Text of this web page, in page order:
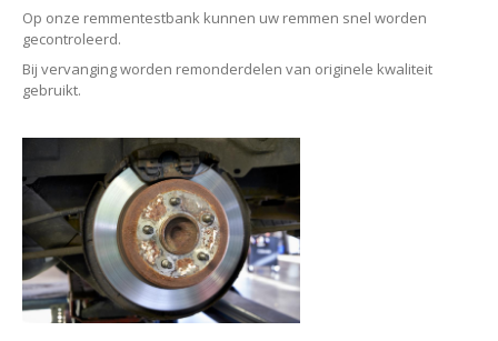
Op onze remmentestbank kunnen uw remmen snel worden
gecontroleerd.
Bij vervanging worden remonderdelen van originele kwaliteit
gebruikt.